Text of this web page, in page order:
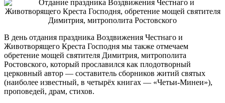
В день отдания праздника Воздвижения Честнаго и
Животворящего Креста Господня мы также отмечаем
обретение мощей святителя Димитрия, митрополита
Ростовского, который прославился как плодотворный
церковный автор — составитель сборников житий святых
(наиболее известный, в четырёх книгах — «Четьи-Минеи»),
проповедей, драм, стихов.